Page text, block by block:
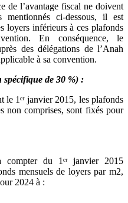
de l’avantage fiscal ne doivent
mentionnés ci-dessous, il est
loyers inférieurs à ces plafonds
En conséquence, le
des délégations de l’Anah
à sa convention.
de 30 %) :
le 1ᵉʳ janvier 2015, les plafonds
non comprises, sont fixés pour
compter du 1ᵉʳ janvier 2015
mensuels de loyers par m2,
2024 à :